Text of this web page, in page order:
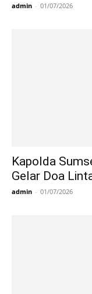
admin - 01/07/2026
Kapolda
Gelar Doa
admin - 01/07/2026